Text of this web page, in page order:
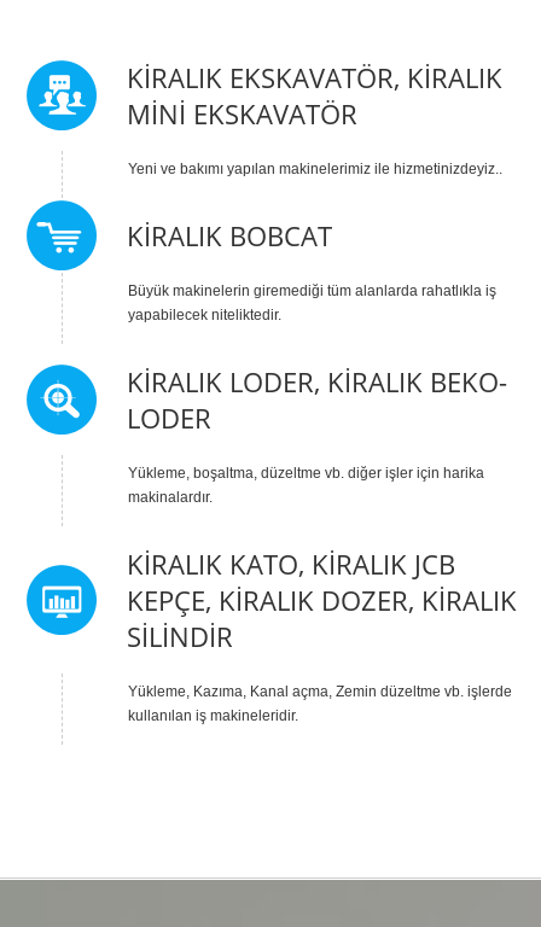
KIRALIK EKSKAVATÖR, KIRALIK
MINI EKSKAVATÖR
Yeni ve bakımı yapılan makinelerimiz ile hizmetinizdeyiz..
KIRALIK BOBCAT
Büyük makinelerin giremediği tüm alanlarda rahatlıkla iş
yapabilecek niteliktedir.
KIRALIK LODER, KIRALIK BEKO-
LODER
Yükleme, boşaltma, düzeltme vb. diğer işler için harika
makinalardır.
KIRALIK KATO, KIRALIK JCB
KEPÇE, KIRALIK DOZER, KIRALIK
SILINDIR
Yükleme, Kazıma, Kanal açma, Zemin düzeltme vb. işlerde
kullanılan iş makineleridir.